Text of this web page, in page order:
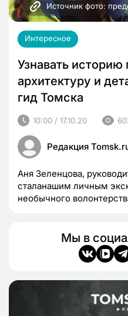
Источник фото:
Интересное
Узнавать историю
архитектуру и
гид Томска
10:00 / 17.10.20
Редакция
Аня Зеленцова,
сталанашим личным
необычного
Мы в